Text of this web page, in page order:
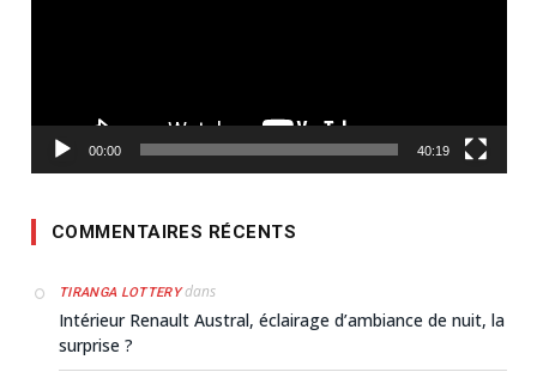
00:00 40:19
COMMENTAIRES RÉCENTS
TIRANGA LOTTERYdans
Intérieur Renault Austral, éclairage d’ambiance de nuit, la
surprise ?